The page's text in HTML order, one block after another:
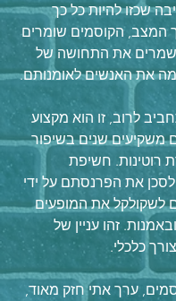
שכזו להיות כל כך
המצב, הקוסמים שומרים
את התחושה של
את האנשים לאומנותם.
לרוב, זו הוא מקצוע
משקיעים שנים בשיפור
רוטינות. חשיפת
לסכן את הפרנסתם על ידי
לשקולקל את המופעים
זהו עניין של
כלכלי.
ערך אתי חזק מאוד,